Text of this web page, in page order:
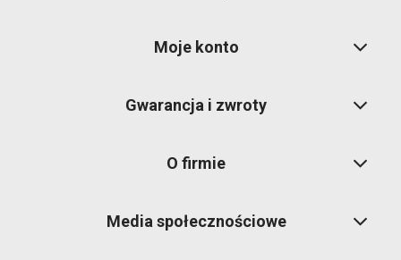
Moje konto
Gwarancja i zwroty
O firmie
Media społecznościowe